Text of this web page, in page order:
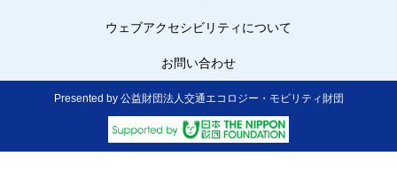
ウェブアクセシビリティについて
お問い合わせ
Presented by 公益財団法人交通エコロジー・モビリティ財団